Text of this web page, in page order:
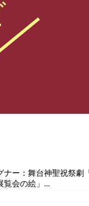
ー：舞台神聖祝祭劇
覧会の絵」...